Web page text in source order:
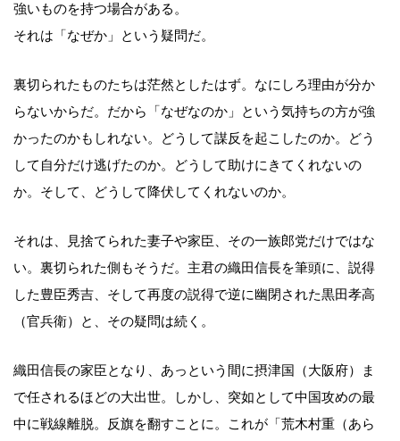
強いものを持つ場合がある。
それは「なぜか」という疑問だ。
裏切られたものたちは茫然としたはず。なにしろ理由が分か
らないからだ。だから「なぜなのか」という気持ちの方が強
かったのかもしれない。どうして謀反を起こしたのか。どう
して自分だけ逃げたのか。どうして助けにきてくれないの
か。そして、どうして降伏してくれないのか。
それは、見捨てられた妻子や家臣、その一族郎党だけではな
い。裏切られた側もそうだ。主君の織田信長を筆頭に、説得
した豊臣秀吉、そして再度の説得で逆に幽閉された黒田孝高
（官兵衛）と、その疑問は続く。
織田信長の家臣となり、あっという間に摂津国（大阪府）ま
で任されるほどの大出世。しかし、突如として中国攻めの最
中に戦線離脱。反旗を翻すことに。これが「荒木村重（あら